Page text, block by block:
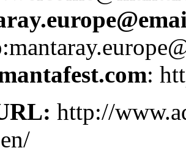
:
http://